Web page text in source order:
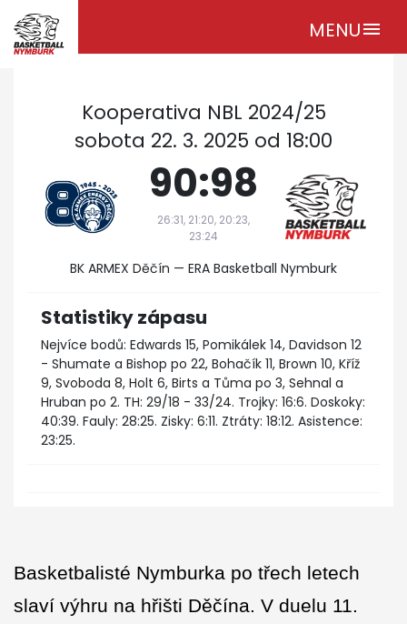
MENUmenu
Kooperativa NBL 2024/25
sobota 22. 3. 2025 od 18:00
90:98
26:31, 21:20, 20:23,
23:24
BK ARMEX Děčín — ERA Basketball Nymburk
Statistiky zápasu
Nejvíce bodů: Edwards 15, Pomikálek 14, Davidson 12
- Shumate a Bishop po 22, Bohačík 11, Brown 10, Kříž
9, Svoboda 8, Holt 6, Birts a Tůma po 3, Sehnal a
Hruban po 2. TH: 29/18 - 33/24. Trojky: 16:6. Doskoky:
40:39. Fauly: 28:25. Zisky: 6:11. Ztráty: 18:12. Asistence:
23:25.
Basketbalisté Nymburka po třech letech
slaví výhru na hřišti Děčína. V duelu 11.